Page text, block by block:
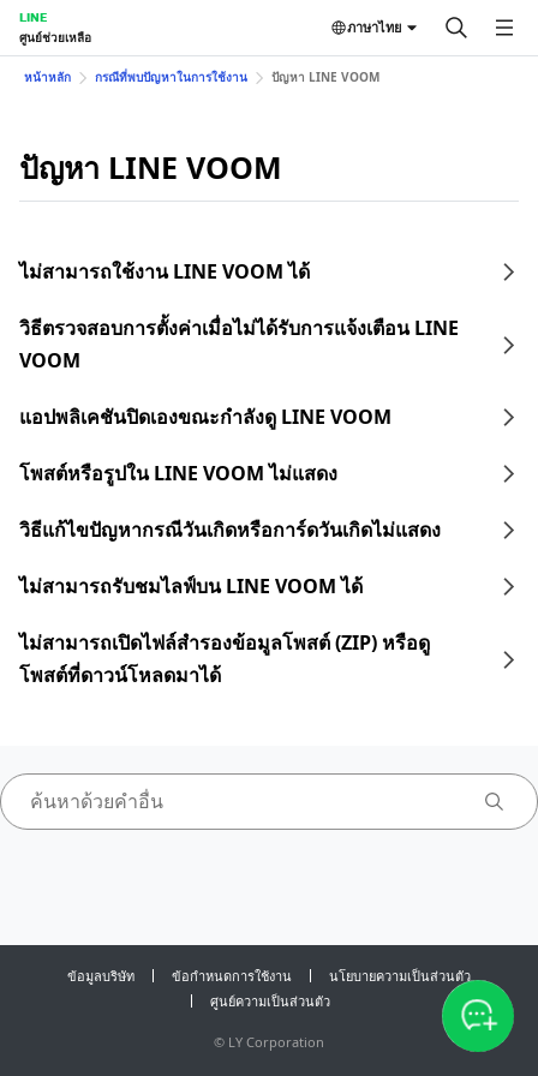
LINE
ศูนย์ช่วยเหลือ
ภาษาไทย
หน้าหลัก กรณีที่พบปัญหาในการใช้งาน ปัญหา LINE VOOM
ปัญหา LINE VOOM
ไม่สามารถใช้งาน LINE VOOM ได้
วิธีตรวจสอบการตั้งค่าเมื่อไม่ได้รับการแจ้งเตือน LINE
VOOM
แอปพลิเคชันปิดเองขณะกำลังดู LINE VOOM
โพสต์หรือรูปใน LINE VOOM ไม่แสดง
วิธีแก้ไขปัญหากรณีวันเกิดหรือการ์ดวันเกิดไม่แสดง
ไม่สามารถรับชมไลฟ์บน LINE VOOM ได้
ไม่สามารถเปิดไฟล์สำรองข้อมูลโพสต์ (ZIP) หรือดู
โพสต์ที่ดาวน์โหลดมาได้
ข้อมูลบริษัท ข้อกำหนดการใช้งาน
นโยบายความเป็นส่วนตัว
ศูนย์ความเป็นส่วนตัว
© LY Corporation